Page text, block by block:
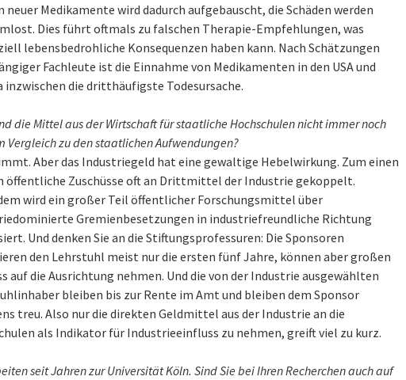
neuer Medikamente wird dadurch aufgebauscht, die Schäden werden
Dies führt oftmals zu falschen Therapie-Empfehlungen, was
lebensbedrohliche Konsequenzen haben kann. Nach Schätzungen
Fachleute ist die Einnahme von Medikamenten in den USA und
inzwischen die dritthäufigste Todesursache.
die Mittel aus der Wirtschaft für staatliche Hochschulen nicht immer noch
Vergleich zu den staatlichen Aufwendungen?
Aber das Industriegeld hat eine gewaltige Hebelwirkung. Zum einen
öffentliche Zuschüsse oft an Drittmittel der Industrie gekoppelt.
wird ein großer Teil öffentlicher Forschungsmittel über
Gremienbesetzungen in industriefreundliche Richtung
Und denken Sie an die Stiftungsprofessuren: Die Sponsoren
den Lehrstuhl meist nur die ersten fünf Jahre, können aber großen
auf die Ausrichtung nehmen. Und die von der Industrie ausgewählten
bleiben bis zur Rente im Amt und bleiben dem Sponsor
treu. Also nur die direkten Geldmittel aus der Industrie an die
als Indikator für Industrieeinfluss zu nehmen, greift viel zu kurz.
seit Jahren zur Universität Köln. Sind Sie bei Ihren Recherchen auch auf